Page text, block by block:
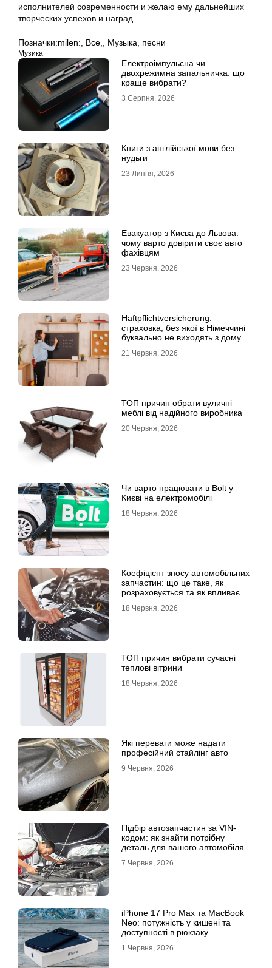
исполнителей современности и желаю ему дальнейших
творческих успехов и наград.
Позначки:milen:, Все,, Музыка, песни
Музика
Електроімпульсна чи
двохрежимна запальничка: що
краще вибрати?
3 Серпня, 2026
Книги з англійської мови без
нудьги
23 Липня, 2026
Евакуатор з Києва до Львова:
чому варто довірити своє авто
фахівцям
23 Червня, 2026
Haftpflichtversicherung:
страховка, без якої в Німеччині
буквально не виходять з дому
21 Червня, 2026
ТОП причин обрати вуличні
меблі від надійного виробника
20 Червня, 2026
Чи варто працювати в Bolt у
Києві на електромобілі
18 Червня, 2026
Коефіцієнт зносу автомобільних
запчастин: що це таке, як
розраховується та як впливає на
18 Червня, 2026
ТОП причин вибрати сучасні
теплові вітрини
18 Червня, 2026
Які переваги може надати
професійний стайлінг авто
9 Червня, 2026
Підбір автозапчастин за VIN-
кодом: як знайти потрібну
деталь для вашого автомобіля
7 Червня, 2026
iPhone 17 Pro Max та MacBook
Neo: потужність у кишені та
доступності в рюкзаку
1 Червня, 2026